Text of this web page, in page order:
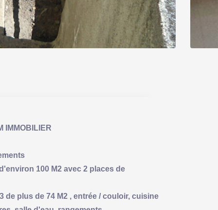
IMMOBILIER
100 M2 avec 2 places de
de plus de 74 M2 , entrée / couloir, cuisine